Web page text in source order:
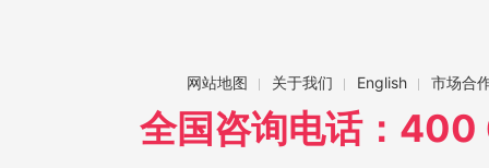
网站地图 关于我们 English 市场合
全国咨询电话：